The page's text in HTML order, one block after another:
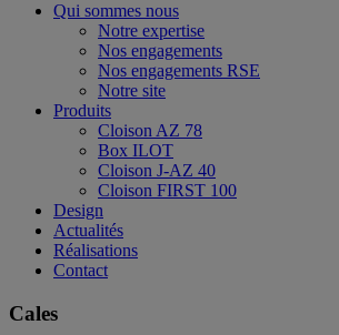
Qui sommes nous
Notre expertise
Nos engagements
Nos engagements RSE
Notre site
Produits
Cloison AZ 78
Box ILOT
Cloison J-AZ 40
Cloison FIRST 100
Design
Actualités
Réalisations
Contact
Cales